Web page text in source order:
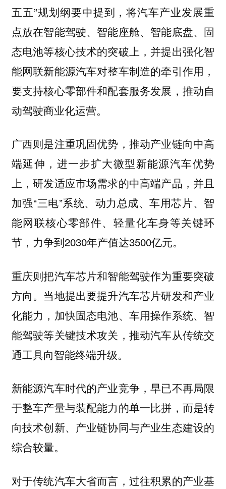
五五”规划纲要中提到，将汽车产业发展重
点放在智能驾驶、智能座舱、智能底盘、固
态电池等核心技术的突破上，并提出强化智
能网联新能源汽车对整车制造的牵引作用，
要支持核心零部件和配套服务发展，推动自
动驾驶商业化运营。
广西则是注重巩固优势，推动产业链向中高
端延伸，进一步扩大微型新能源汽车优势
上，研发适应市场需求的中高端产品，并且
加强“三电”系统、动力总成、车用芯片、智
能网联核心零部件、轻量化车身等关键环
节，力争到2030年产值达3500亿元。
重庆则把汽车芯片和智能驾驶作为重要突破
方向。当地提出要提升汽车芯片研发和产业
化能力，加快固态电池、车用操作系统、智
能驾驶等关键技术攻关，推动汽车从传统交
通工具向智能终端升级。
新能源汽车时代的产业竞争，早已不再局限
于整车产量与装配能力的单一比拼，而是转
向技术创新、产业链协同与产业生态建设的
综合较量。
对于传统汽车大省而言，过往积累的产业基